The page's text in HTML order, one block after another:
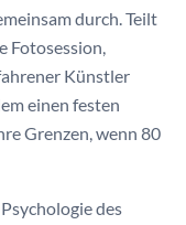
durch. Teilt
Fotosession,
Künstler
einen festen
Grenzen, wenn 80
des